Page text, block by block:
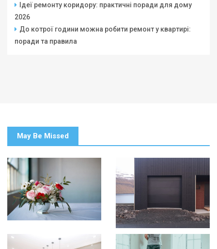
Ідеї ремонту коридору: практичні поради для дому
2026
До котрої години можна робити ремонт у квартирі:
поради та правила
May Be Missed